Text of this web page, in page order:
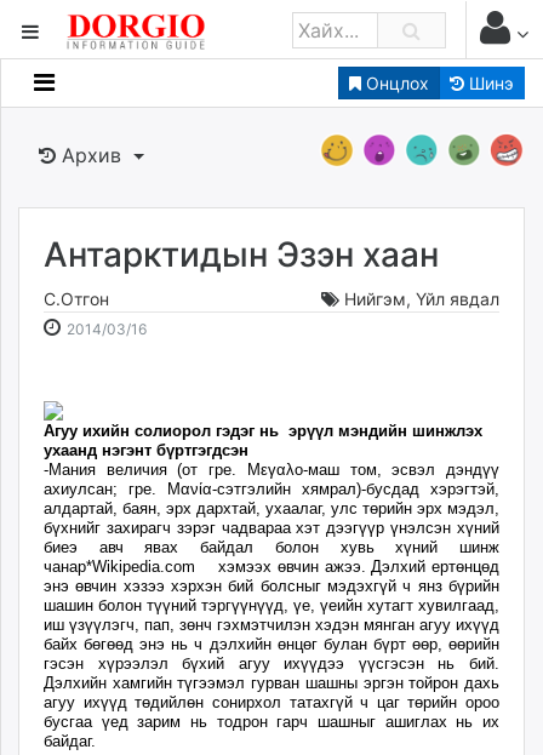
Онцлох Шинэ
Мэдээллийн
Банк санхүү
Бизнес ААН
Төрийн
Нийслэлийн
caak.mn
news.mn
zindaa.mn
Baabar.mn
tovch.mn
ikon.mn
mnb.mn
Livetv.mn
Eguur.mn
24tsag.mn
shuud.mn
eagle.mn
Архив
Антарктидын Эзэн хаан
С.Отгон Нийгэм, Үйл явдал
2014/03/162014-
2026-
Агуу ихийн солиорол гэдэг нь эрүүл мэндийн шинжлэх
ухаанд нэгэнт бүртгэгдсэн
-Мания величия (от гре. Μεγαλο-маш том, эсвэл дэндүү
ахиулсан; гре. Μανία-сэтгэлийн хямрал)-бусдад хэрэгтэй,
алдартай, баян, эрх дархтай, ухаалаг, улс төрийн эрх мэдэл,
бүхнийг захирагч зэрэг чадвараа хэт дээгүүр үнэлсэн хүний
биеэ авч явах байдал болон хувь хүний шинж
чанар*Wikipedia.com хэмээх өвчин ажээ. Дэлхий ертөнцөд
энэ өвчин хэзээ хэрхэн бий болсныг мэдэхгүй ч янз бүрийн
шашин болон түүний тэргүүнүүд, үе, үеийн хутагт хувилгаад,
иш үзүүлэгч, пап, зөнч гэхмэтчилэн хэдэн мянган агуу ихүүд
байх бөгөөд энэ нь ч дэлхийн өнцөг булан бүрт өөр, өөрийн
гэсэн хүрээлэл бүхий агуу ихүүдээ үүсгэсэн нь бий.
Дэлхийн хамгийн түгээмэл гурван шашны эргэн тойрон дахь
агуу ихүүд төдийлөн сонирхол татахгүй ч цаг төрийн ороо
бусгаа үед зарим нь тодрон гарч шашныг ашиглах нь их
байдаг.